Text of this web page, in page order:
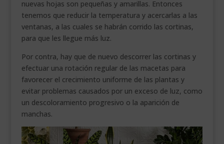
nuevas hojas son pequeñas y amarillas. Entonces
tenemos que reducir la temperatura y acercarlas a las
ventanas, a las cuales se habrán corrido las cortinas,
para que les llegue más luz.
Por contra, hay que de nuevo descorrer las cortinas y
efectuar una rotación regular de las macetas para
favorecer el crecimiento uniforme de las plantas y
evitar problemas causados por un exceso de luz, como
un descoloramiento progresivo o la aparición de
manchas.